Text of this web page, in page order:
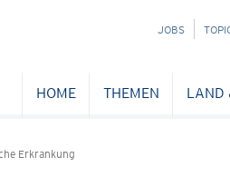
NAVIGATION
JOBS
HOME THEMEN LAND
Erkrankung